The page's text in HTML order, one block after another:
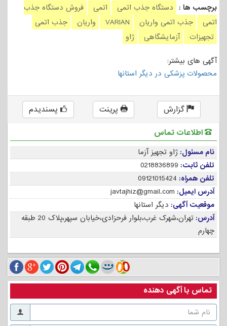
برچسب ها : دستگاه جذب اتمی اتمی
فروش دستگاه جذب
اتمی
جذب اتمی واریان VARIAN واریان
جذب اتمی
تجهیزات
آزمایشگاهی ژاو
آگهی های بیشتر:
محصولات پزشکی در دیگر استانها
گزارش پرینت
پسندیدم
اطلاعات تماس
نام مسئول:ژاو تجهیز آزما
تلفن ثابت: 0218836899
تلفن همراه: 09121015424
آدرس ایمیل: javtajhiz@gmail.com
موقعیت آگهی: دیگر استانها
آدرس:
تهران،شهرک غرب،بلوار فرحزادی،خیابان سپهر،پلاک 20 طبقه
چهارم
تماس با آگهی دهنده